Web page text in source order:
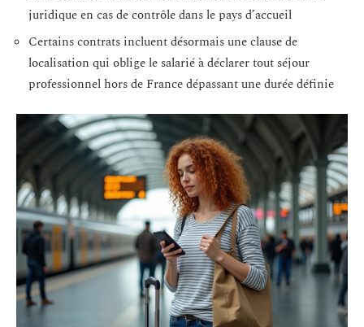
juridique en cas de contrôle dans le pays d’accueil
Certains contrats incluent désormais une clause de
localisation qui oblige le salarié à déclarer tout séjour
professionnel hors de France dépassant une durée définie